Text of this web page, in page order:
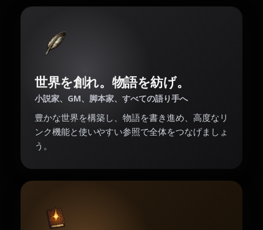
世界を創れ。物語を紡げ。
小説家、GM、脚本家、すべての語り手へ
豊かな世界を構築し、物語を書き進め、高度なリ
ンク機能と使いやすい参照で全体をつなげましょ
う。